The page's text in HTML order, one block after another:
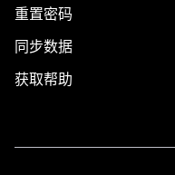
重置密码
同步数据
获取帮助